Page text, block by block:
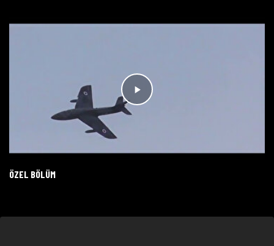
ÖZEL BÖLÜM